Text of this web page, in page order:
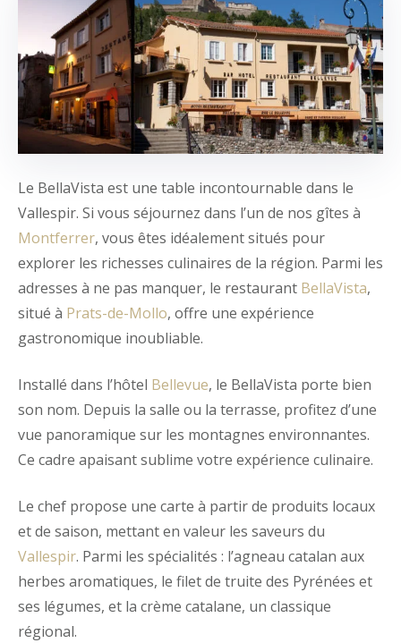
Le BellaVista est une table incontournable dans le
Vallespir. Si vous séjournez dans l’un de nos gîtes à
Montferrer, vous êtes idéalement situés pour
explorer les richesses culinaires de la région. Parmi les
adresses à ne pas manquer, le restaurant BellaVista,
situé à Prats-de-Mollo, offre une expérience
gastronomique inoubliable.
Installé dans l’hôtel Bellevue, le BellaVista porte bien
son nom. Depuis la salle ou la terrasse, profitez d’une
vue panoramique sur les montagnes environnantes.
Ce cadre apaisant sublime votre expérience culinaire.
Le chef propose une carte à partir de produits locaux
et de saison, mettant en valeur les saveurs du
Vallespir. Parmi les spécialités : l’agneau catalan aux
herbes aromatiques, le filet de truite des Pyrénées et
ses légumes, et la crème catalane, un classique
régional.